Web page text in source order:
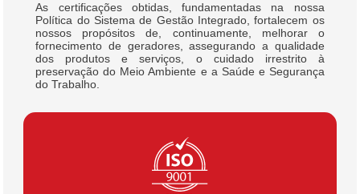
As certificações obtidas, fundamentadas na nossa
Política do Sistema de Gestão Integrado, fortalecem os
nossos propósitos de, continuamente, melhorar o
fornecimento de geradores, assegurando a qualidade
dos produtos e serviços, o cuidado irrestrito à
preservação do Meio Ambiente e a Saúde e Segurança
do Trabalho.